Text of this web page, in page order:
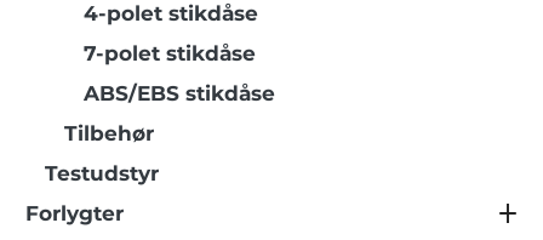
4-polet stikdåse
7-polet stikdåse
ABS/EBS stikdåse
Tilbehør
Testudstyr
Forlygter